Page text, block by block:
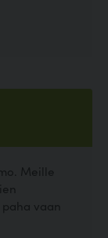
Meille
vaan